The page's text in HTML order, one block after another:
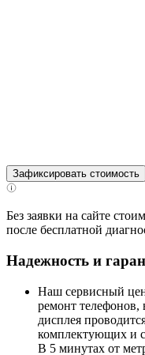
Зафиксировать стоимость
Без заявки на сайте
после бесплатной
Надежность и
Наш сервисный
ремонт
дисплея
комплектующих и
В 5 минутах от